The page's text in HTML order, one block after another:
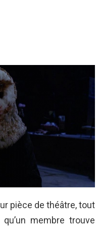
pièce de théâtre, tout
membre trouve